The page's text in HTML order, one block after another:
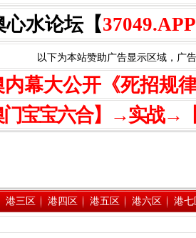
心水论坛【37049.APP
以下为本站赞助广告显示区域，广
内幕大公开《死招规
门宝宝六合】→实战→
港三区 港四区 港五区 港六区 港七